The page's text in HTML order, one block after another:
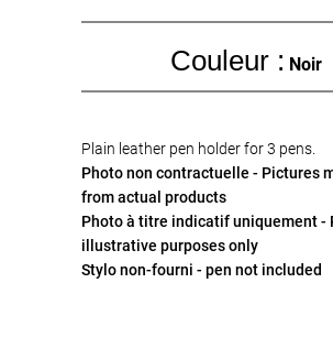
Couleur : Noir
Plain leather pen holder for 3 pens.
Photo non contractuelle - Pictures
from actual products
Photo à titre indicatif uniquement -
illustrative purposes only
Stylo non-fourni - pen not included